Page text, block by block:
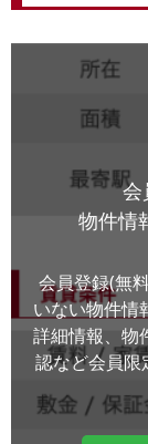
会
物件情
会員登録(無
いない物件情
詳細情報、物
認など会員限